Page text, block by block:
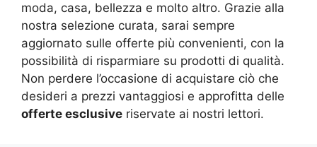
moda, casa, bellezza e molto altro. Grazie alla
nostra selezione curata, sarai sempre
aggiornato sulle offerte più convenienti, con la
possibilità di risparmiare su prodotti di qualità.
Non perdere l’occasione di acquistare ciò che
desideri a prezzi vantaggiosi e approfitta delle
offerte esclusive riservate ai nostri lettori.